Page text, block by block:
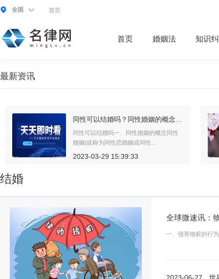
全国 首页
首页 婚姻法 知识
最新资讯
非直系亲属指哪些（《婚姻法》有效期限
截止于2022年12月31日）配偶...
2023-03-29 15:39:33
结婚
全球微速讯：
一、侵害物权的行